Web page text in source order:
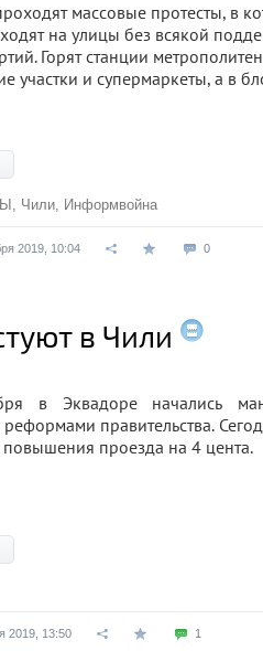
массовые протесты, в
на улицы без всякой
Горят станции
участки и супермаркеты, а в
, Чили, Информвойна
2019, 10:04 0
в Чили
в Эквадоре начались
правительства.
проезда на 4 цента.
2019, 13:50 1